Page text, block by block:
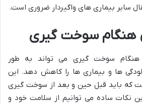
سایر بیماری های واگیردار ضروری است.
هنگام سوخت گیری
هنگام سوخت گیری می تواند به طور
ها و بیماری ها را کاهش دهد. این
که باید قبل حین و بعد از سوخت گیری
نکات ساده می توانیم از سلامت خود و